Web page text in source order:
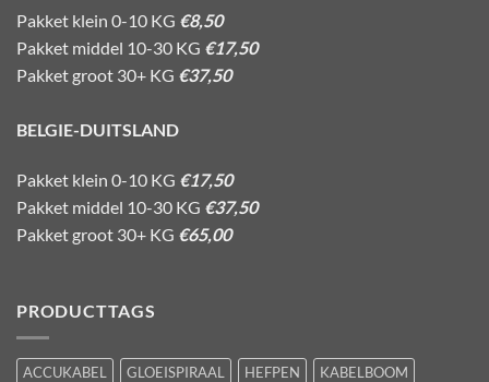
Pakket klein 0-10 KG €8,50
Pakket middel 10-30 KG €17,50
Pakket groot 30+ KG €37,50
BELGIE-DUITSLAND
Pakket klein 0-10 KG €17,50
Pakket middel 10-30 KG €37,50
Pakket groot 30+ KG €65,00
PRODUCTTAGS
ACCUKABEL GLOEISPIRAAL HEFPEN
KABELBOOM